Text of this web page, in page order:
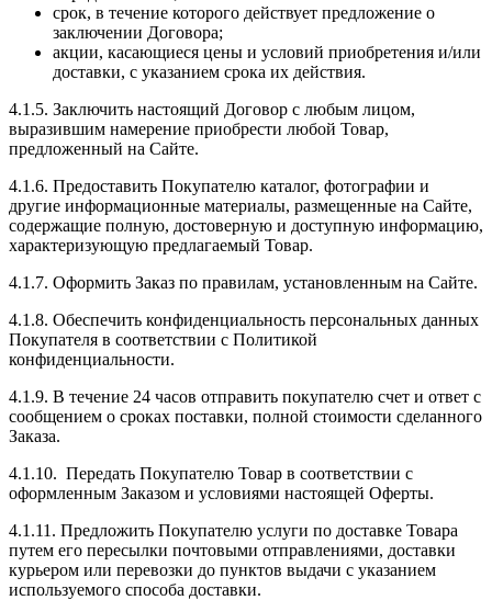
срок, в течение которого действует предложение о
заключении Договора;
акции, касающиеся цены и условий приобретения и/или
доставки, с указанием срока их действия.
4.1.5. Заключить настоящий Договор с любым лицом,
выразившим намерение приобрести любой Товар,
предложенный на Сайте.
4.1.6. Предоставить Покупателю каталог, фотографии и
другие информационные материалы, размещенные на Сайте,
содержащие полную, достоверную и доступную информацию,
характеризующую предлагаемый Товар.
4.1.7. Оформить Заказ по правилам, установленным на Сайте.
4.1.8. Обеспечить конфиденциальность персональных данных
Покупателя в соответствии с Политикой
конфиденциальности.
4.1.9. В течение 24 часов отправить покупателю счет и ответ с
сообщением о сроках поставки, полной стоимости сделанного
Заказа.
4.1.10. Передать Покупателю Товар в соответствии с
оформленным Заказом и условиями настоящей Оферты.
4.1.11. Предложить Покупателю услуги по доставке Товара
путем его пересылки почтовыми отправлениями, доставки
курьером или перевозки до пунктов выдачи с указанием
используемого способа доставки.